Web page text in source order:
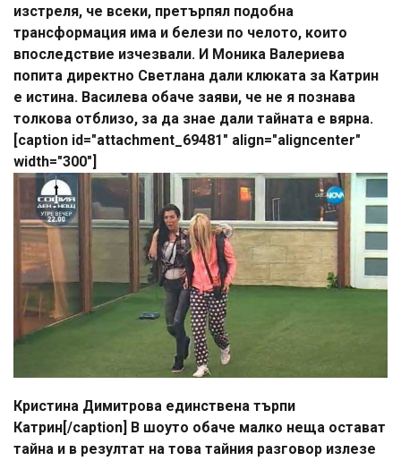
изстреля, че всеки, претърпял подобна
трансформация има и белези по челото, които
впоследствие изчезвали. И Моника Валериева
попита директно Светлана дали клюката за Катрин
е истина. Василева обаче заяви, че не я познава
толкова отблизо, за да знае дали тайната е вярна.
[caption id="attachment_69481" align="aligncenter"
width="300"]
Кристина Димитрова единствена търпи
Катрин[/caption] В шоуто обаче малко неща остават
тайна и в резултат на това тайния разговор излезе